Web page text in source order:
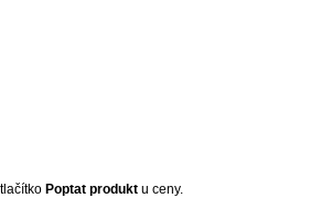
Poptat produktu ceny.